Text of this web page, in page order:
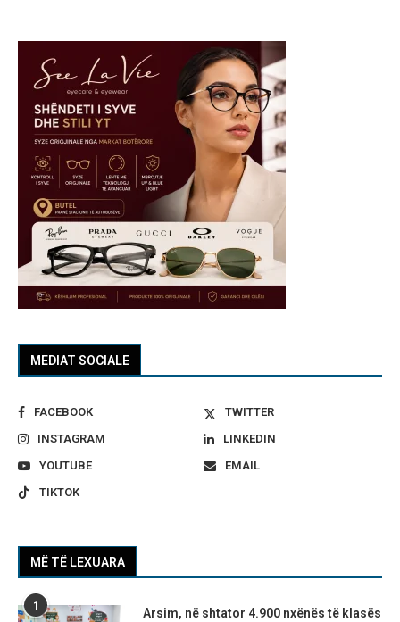
MEDIAT SOCIALE
FACEBOOK
TWITTER
INSTAGRAM
LINKEDIN
YOUTUBE
EMAIL
TIKTOK
MË TË LEXUARA
1
Arsim, në shtator 4.900 nxënës të klasës